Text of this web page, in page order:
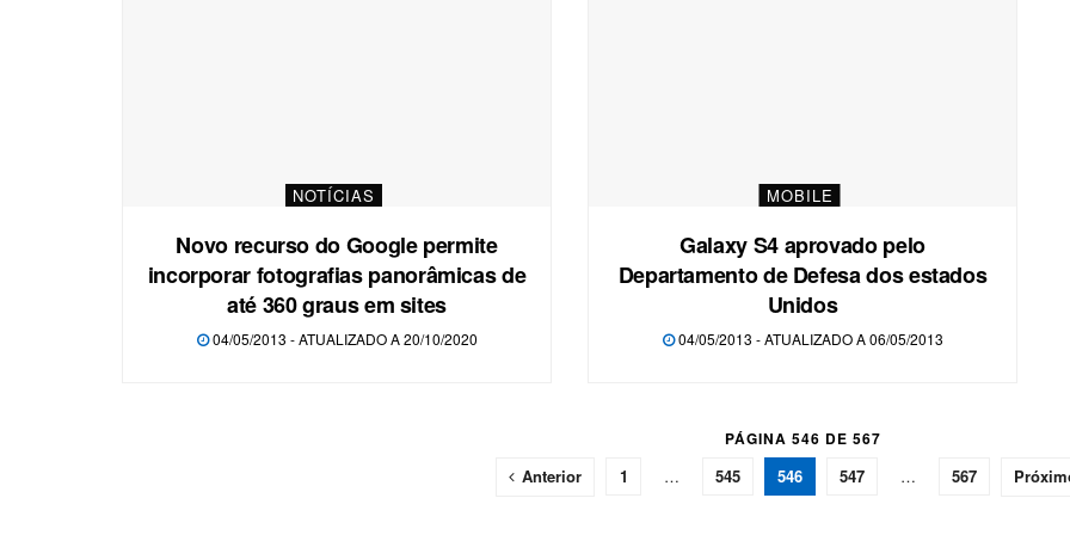
NOTÍCIAS
Novo recurso do Google permite
incorporar fotografias panorâmicas de
até 360 graus em sites
04/05/2013 - ATUALIZADO A 20/10/2020
MOBILE
Galaxy S4 aprovado pelo
Departamento de Defesa dos estados
Unidos
04/05/2013 - ATUALIZADO A 06/05/2013
PÁGINA 546 DE 567
Anterior 1 … 545 546 547 … 567